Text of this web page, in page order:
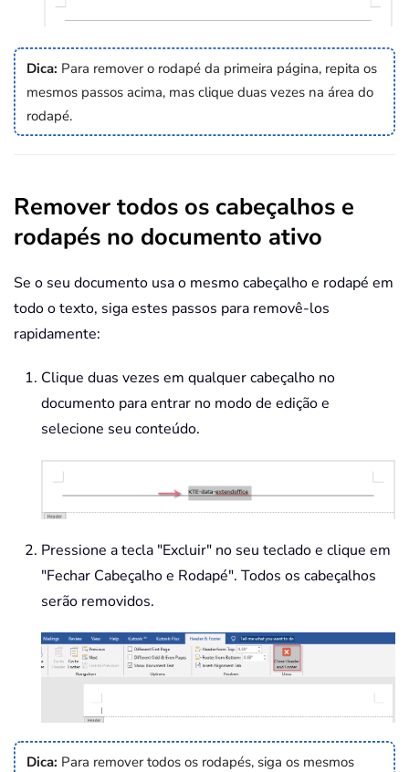
Dica: Para remover o rodapé da primeira página, repita os
mesmos passos acima, mas clique duas vezes na área do
rodapé.
Remover todos os cabeçalhos e
rodapés no documento ativo
Se o seu documento usa o mesmo cabeçalho e rodapé em
todo o texto, siga estes passos para removê-los
rapidamente:
Clique duas vezes em qualquer cabeçalho no
documento para entrar no modo de edição e
selecione seu conteúdo.
Pressione a tecla "Excluir" no seu teclado e clique em
"Fechar Cabeçalho e Rodapé". Todos os cabeçalhos
serão removidos.
Dica: Para remover todos os rodapés, siga os mesmos